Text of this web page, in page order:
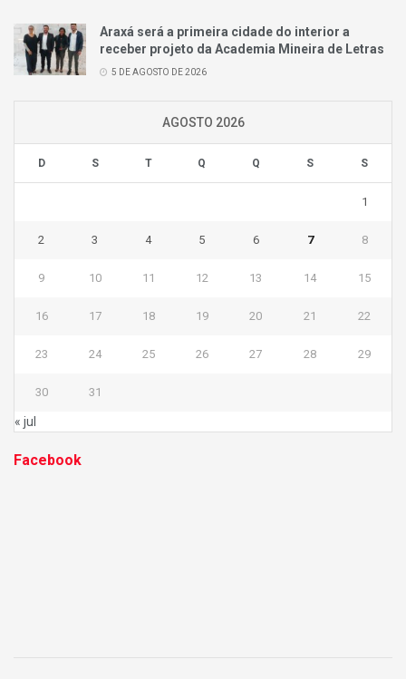
Araxá será a primeira cidade do interior a
receber projeto da Academia Mineira de Letras
5 DE AGOSTO DE 2026
AGOSTO 2026
D S T Q Q S S
1
2 3 4 5 6 7 8
9 10 11 12 13 14 15
16 17 18 19 20 21 22
23 24 25 26 27 28 29
30 31
« jul
Facebook